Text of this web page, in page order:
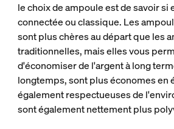
le choix de ampoule est de savoir si
connectée ou classique. Les
sont plus chères au départ que les
traditionnelles, mais elles vous
d'économiser de l'argent à long
longtemps, sont plus économes en
également respectueuses de
sont également nettement plus